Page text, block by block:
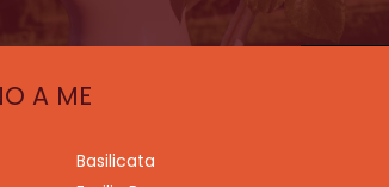
A ME
Basilicata